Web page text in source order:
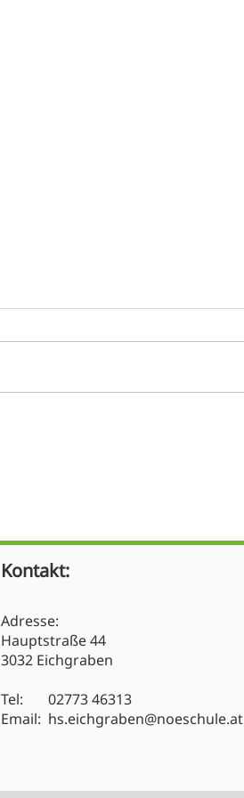
Kontakt:
Adresse:
Hauptstraße 44
3032 Eichgraben
Tel: 02773 46313
Email: hs.eichgraben@noeschule.at